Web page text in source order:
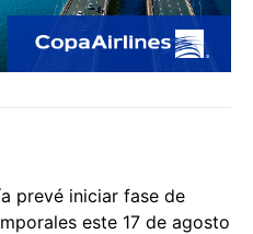
prevé iniciar fase de
este 17 de agosto